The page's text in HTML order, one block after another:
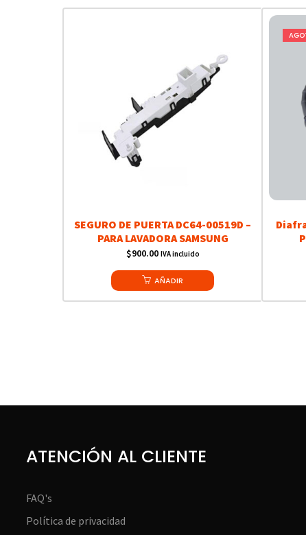
SEGURO DE PUERTA DC64-00519D –
PARA LAVADORA SAMSUNG
$900.00 IVA incluido
AÑADIR
ATENCIÓN AL CLIENTE
FAQ's
Política de privacidad